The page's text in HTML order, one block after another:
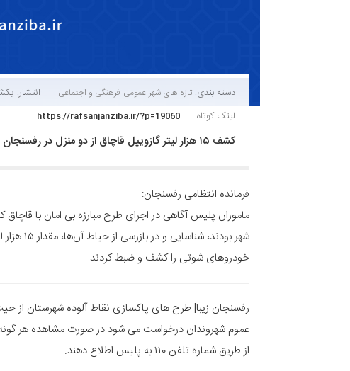
دسته بندی: تازه های شهر عمومی فرهنگی و اجتماعی
انتشار: یکشنبه ۳۱/
لینک کوتاه
https://rafsanjanziba.ir/?p=19060
کشف ۱۵ هزار لیتر گازوییل قاچاق از دو منزل در رفسنجان
فرمانده انتظامی رفسنجان:
ماموران پلیس آگاهی در اجرای طرح مبارزه بی امان با
شهر
خودروهای شوتی را کشف و ضبط کردند.
رفسنجان زیبا| طرح های پاکسازی نقاط آلوده شهرستان از
عموم شهروندان درخواست می شود در صورت مشاهده هر
از طریق شماره تلفن ۱۱۰ به پلیس اطلاع دهند.